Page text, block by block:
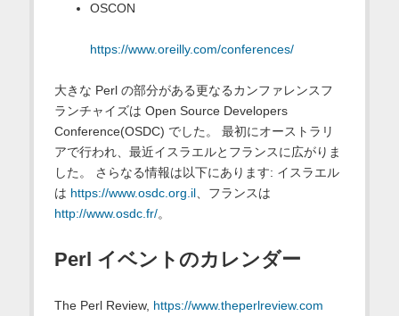
OSCON
https://www.oreilly.com/conferences/
大きな Perl の部分がある更なるカンファレンスフ
ランチャイズは Open Source Developers
Conference(OSDC) でした。 最初にオーストラリ
アで行われ、最近イスラエルとフランスに広がりま
した。 さらなる情報は以下にあります: イスラエル
は https://www.osdc.org.il、フランスは
http://www.osdc.fr/。
Perl イベントのカレンダー
The Perl Review, https://www.theperlreview.com